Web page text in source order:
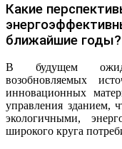
Какие
ближайшие годы?
В будущем
возобновляемых
инновационных
управления зданием,
экологичными,
широкого круга